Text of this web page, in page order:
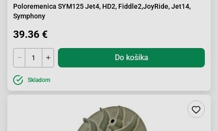
Poloremenica SYM125 Jet4, HD2, Fiddle2,JoyRide, Jet14,
Symphony
39.36 €
Do košíka
Skladom